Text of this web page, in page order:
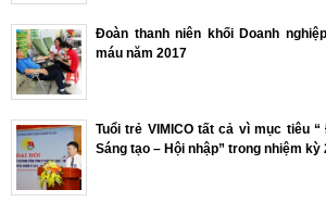
Đoàn thanh niên khối Doanh
máu năm 2017
Tuổi trẻ VIMICO tất cả vì mục tiêu
Sáng tạo – Hội nhập” trong nhiệm kỳ